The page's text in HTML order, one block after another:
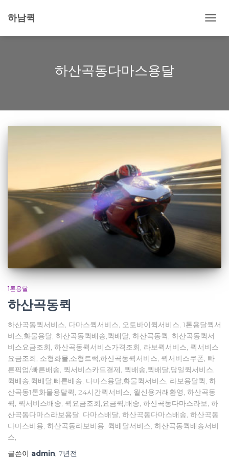
하남퀵
비
하산곡동다마스용달
1톤용달
하산곡동퀵
하산곡동퀵서비스, 다마스퀵서비스, 오토바이퀵서비스, 1톤용달퀵서
비스,화물용달, 하산곡동퀵배송,퀵배달, 하산곡동퀵, 하산곡동퀵서
비스요금조회, 하산곡동퀵서비스가격조회, 라보퀵서비스, 퀵서비스
요금조회, 소형화물,소형트럭,하산곡동퀵서비스, 퀵서비스쿠폰, 빠
른픽업/빠른배송, 퀵서비스카드결제, 퀵배송,퀵배달,당일퀵서비스,
퀵배송,퀵배달,빠른배송, 다마스용달,화물퀵서비스, 라보용달퀵, 하
산곡동1톤화물용달퀵, 24시간퀵서비스, 월신용거래환영, 하산곡동
퀵, 퀵서비스배송, 퀵요금조회,요금퀵,배송, 하산곡동다마스라보, 하
산곡동다마스라보용달, 다마스배달, 하산곡동다마스배송, 하산곡동
다마스비용, 하산곡동라보비용, 퀵배달서비스, 하산곡동퀵배송서비
스,
글쓴이 admin, 7년전